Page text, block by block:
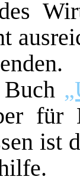
für
ist